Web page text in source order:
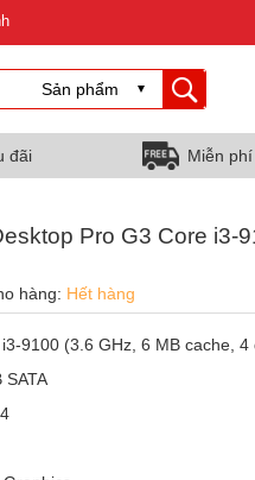
đãi Miễn
Pro G3 Core i3-
hàng: Hết hàng
9100 (3.6 GHz, 6 MB cache, 4